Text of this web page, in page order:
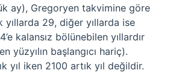
ay), Gregoryen takvimine göre
yıllarda 29, diğer yıllarda ise
kalansız bölünebilen yıllardır
yüzyılın başlangıcı hariç).
yıl iken 2100 artık yıl değildir.